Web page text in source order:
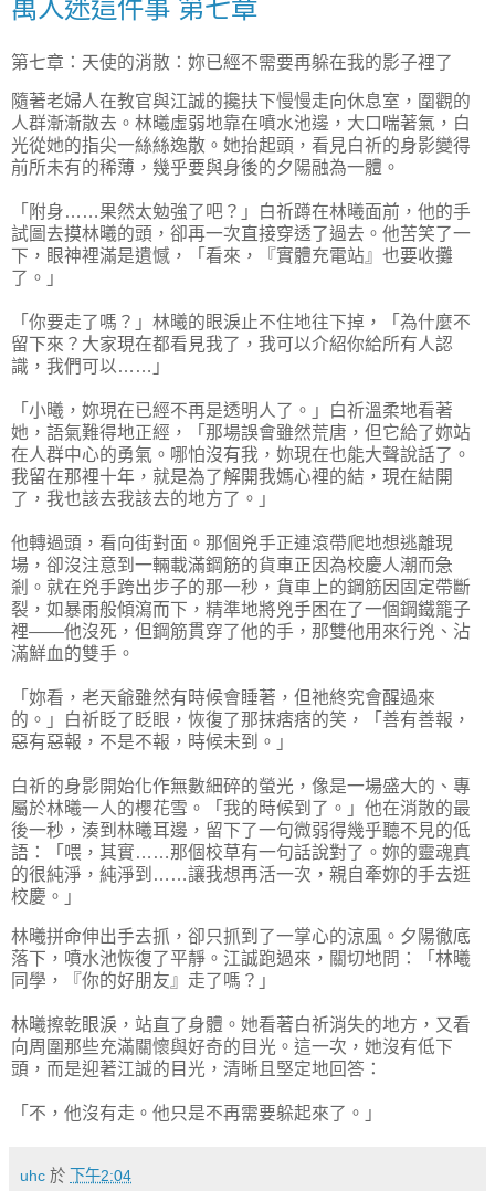
萬人迷這件事 第七章
第七章：天使的消散：妳已經不需要再躲在我的影子裡了
隨著老婦人在教官與江誠的攙扶下慢慢走向休息室，圍觀的
人群漸漸散去。林曦虛弱地靠在噴水池邊，大口喘著氣，白
光從她的指尖一絲絲逸散。她抬起頭，看見白祈的身影變得
前所未有的稀薄，幾乎要與身後的夕陽融為一體。
「附身……果然太勉強了吧？」白祈蹲在林曦面前，他的手
試圖去摸林曦的頭，卻再一次直接穿透了過去。他苦笑了一
下，眼神裡滿是遺憾，「看來，『實體充電站』也要收攤
了。」
「你要走了嗎？」林曦的眼淚止不住地往下掉，「為什麼不
留下來？大家現在都看見我了，我可以介紹你給所有人認
識，我們可以……」
「小曦，妳現在已經不再是透明人了。」白祈溫柔地看著
她，語氣難得地正經，「那場誤會雖然荒唐，但它給了妳站
在人群中心的勇氣。哪怕沒有我，妳現在也能大聲說話了。
我留在那裡十年，就是為了解開我媽心裡的結，現在結開
了，我也該去我該去的地方了。」
他轉過頭，看向街對面。那個兇手正連滾帶爬地想逃離現
場，卻沒注意到一輛載滿鋼筋的貨車正因為校慶人潮而急
剎。就在兇手跨出步子的那一秒，貨車上的鋼筋因固定帶斷
裂，如暴雨般傾瀉而下，精準地將兇手困在了一個鋼鐵籠子
裡——他沒死，但鋼筋貫穿了他的手，那雙他用來行兇、沾
滿鮮血的雙手。
「妳看，老天爺雖然有時候會睡著，但祂終究會醒過來
的。」白祈眨了眨眼，恢復了那抹痞痞的笑，「善有善報，
惡有惡報，不是不報，時候未到。」
白祈的身影開始化作無數細碎的螢光，像是一場盛大的、專
屬於林曦一人的櫻花雪。「我的時候到了。」他在消散的最
後一秒，湊到林曦耳邊，留下了一句微弱得幾乎聽不見的低
語：「喂，其實……那個校草有一句話說對了。妳的靈魂真
的很純淨，純淨到……讓我想再活一次，親自牽妳的手去逛
校慶。」
林曦拼命伸出手去抓，卻只抓到了一掌心的涼風。夕陽徹底
落下，噴水池恢復了平靜。江誠跑過來，關切地問：「林曦
同學，『你的好朋友』走了嗎？」
林曦擦乾眼淚，站直了身體。她看著白祈消失的地方，又看
向周圍那些充滿關懷與好奇的目光。這一次，她沒有低下
頭，而是迎著江誠的目光，清晰且堅定地回答：
「不，他沒有走。他只是不再需要躲起來了。」
uhc 於 下午2:04